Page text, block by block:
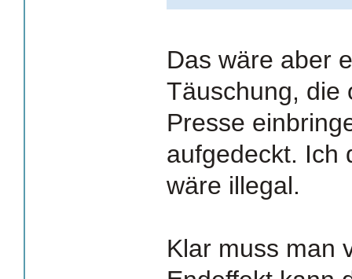
Das wäre aber
Täuschung, die
Presse
aufgedeckt. Ich
wäre illegal.
Klar muss man